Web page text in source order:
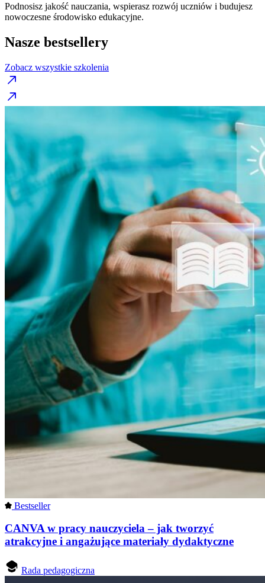
Podnosisz jakość nauczania, wspierasz rozwój uczniów i budujesz
nowoczesne środowisko edukacyjne.
Nasze bestsellery
Zobacz wszystkie szkolenia
Bestseller
CANVA w pracy nauczyciela – jak tworzyć
atrakcyjne i angażujące materiały dydaktyczne
Rada pedagogiczna